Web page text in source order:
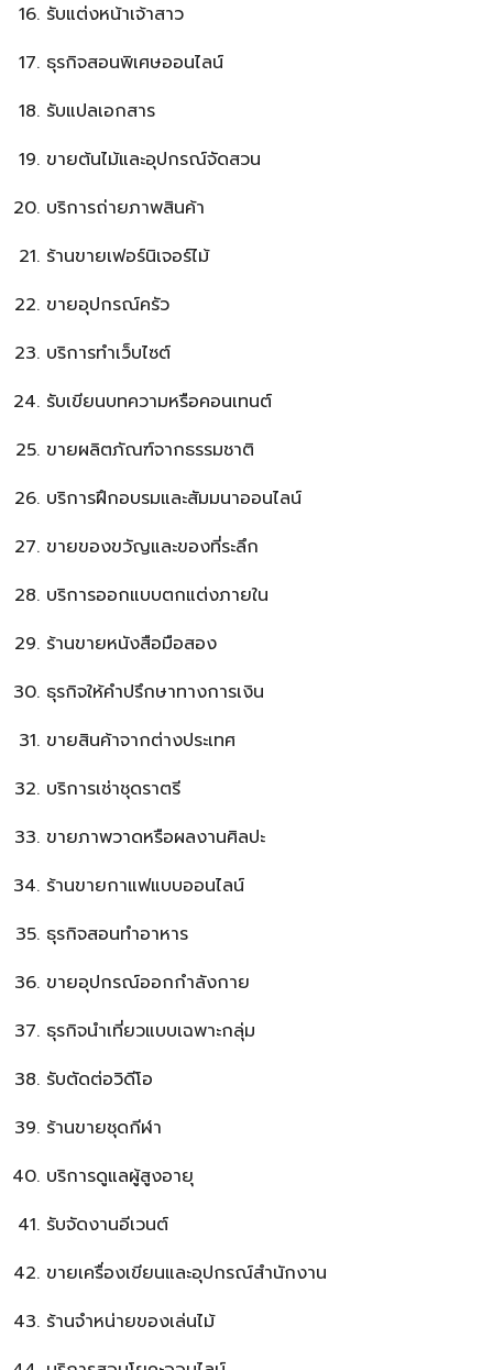
รับแต่งหน้าเจ้าสาว
ธุรกิจสอนพิเศษออนไลน์
รับแปลเอกสาร
ขายต้นไม้และอุปกรณ์จัดสวน
บริการถ่ายภาพสินค้า
ร้านขายเฟอร์นิเจอร์ไม้
ขายอุปกรณ์ครัว
บริการทำเว็บไซต์
รับเขียนบทความหรือคอนเทนต์
ขายผลิตภัณฑ์จากธรรมชาติ
บริการฝึกอบรมและสัมมนาออนไลน์
ขายของขวัญและของที่ระลึก
บริการออกแบบตกแต่งภายใน
ร้านขายหนังสือมือสอง
ธุรกิจให้คำปรึกษาทางการเงิน
ขายสินค้าจากต่างประเทศ
บริการเช่าชุดราตรี
ขายภาพวาดหรือผลงานศิลปะ
ร้านขายกาแฟแบบออนไลน์
ธุรกิจสอนทำอาหาร
ขายอุปกรณ์ออกกำลังกาย
ธุรกิจนำเที่ยวแบบเฉพาะกลุ่ม
รับตัดต่อวิดีโอ
ร้านขายชุดกีฬา
บริการดูแลผู้สูงอายุ
รับจัดงานอีเวนต์
ขายเครื่องเขียนและอุปกรณ์สำนักงาน
ร้านจำหน่ายของเล่นไม้